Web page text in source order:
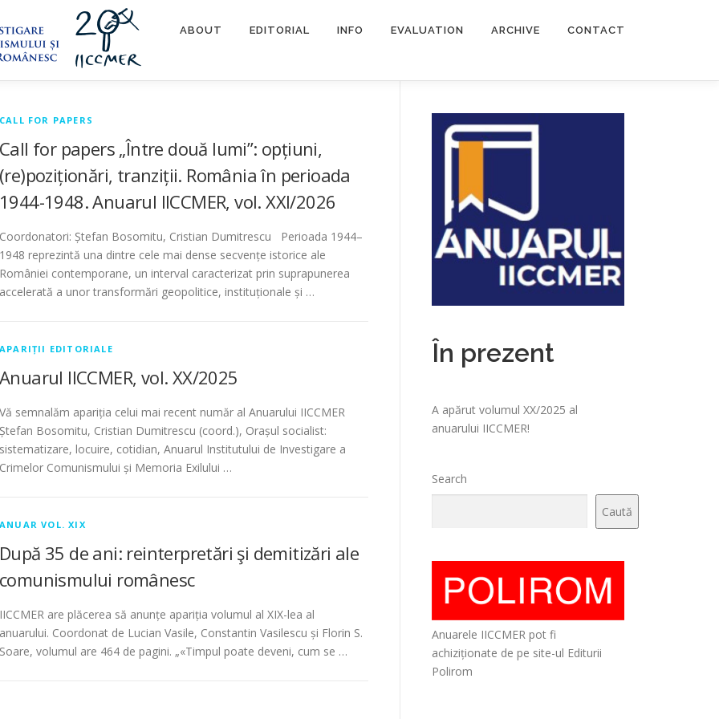
ABOUT EDITORIAL INFO EVALUATION ARCHIVE CONTACT
CALL FOR PAPERS
Call for papers „Între două lumi”: opțiuni,
(re)poziționări, tranziții. România în perioada
1944-1948. Anuarul IICCMER, vol. XXI/2026
Coordonatori: Ștefan Bosomitu, Cristian Dumitrescu Perioada 1944–
1948 reprezintă una dintre cele mai dense secvențe istorice ale
României contemporane, un interval caracterizat prin suprapunerea
accelerată a unor transformări geopolitice, instituționale și …
APARIȚII EDITORIALE
Anuarul IICCMER, vol. XX/2025
Vă semnalăm apariția celui mai recent număr al Anuarului IICCMER
Ștefan Bosomitu, Cristian Dumitrescu (coord.), Orașul socialist:
sistematizare, locuire, cotidian, Anuarul Institutului de Investigare a
Crimelor Comunismului și Memoria Exilului …
ANUAR VOL. XIX
După 35 de ani: reinterpretări şi demitizări ale
comunismului românesc
IICCMER are plăcerea să anunțe apariția volumul al XIX-lea al
anuarului. Coordonat de Lucian Vasile, Constantin Vasilescu și Florin S.
Soare, volumul are 464 de pagini. „«Timpul poate deveni, cum se …
În prezent
A apărut volumul XX/2025 al
anuarului IICCMER!
Search
Caută
Anuarele IICCMER pot fi
achiziționate de pe site-ul Editurii
Polirom